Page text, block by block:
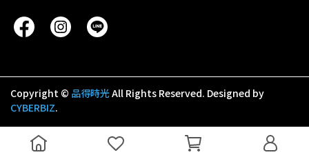
Copyright © 品得時光All Rights Reserved. Designed by
CYBERBIZ.